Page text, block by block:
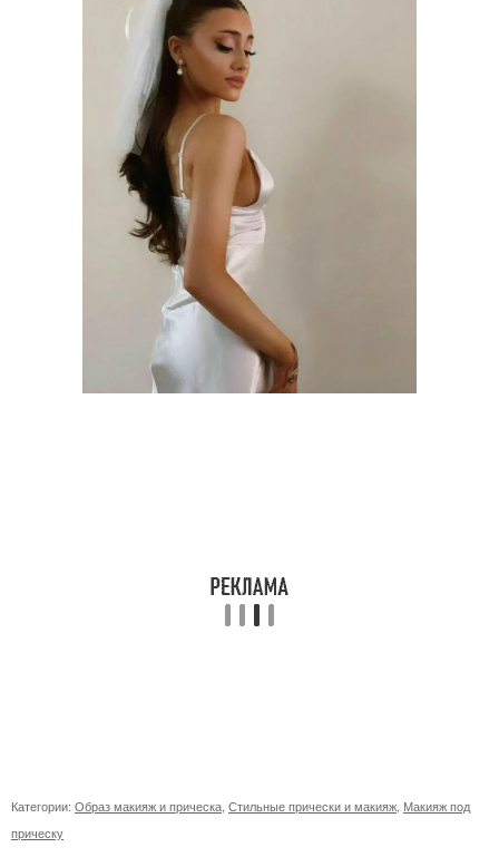
Категории: Образ макияж и прическа Стильные прически и макияж Макияж под
прическу